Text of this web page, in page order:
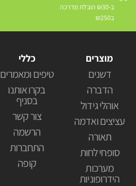
ב-₪30 הובלת מדרכה
ב₪250
מוצרים
דשנים
הדברה
אוהלי גידול
עציצים ואדמה
תאורה
סופחי לחות
מערכות
הידרופוניות
כללי
טיפים ומאמרים
בקרו אותנו
בסניף
צור קשר
הרשמה
התחברות
קופה